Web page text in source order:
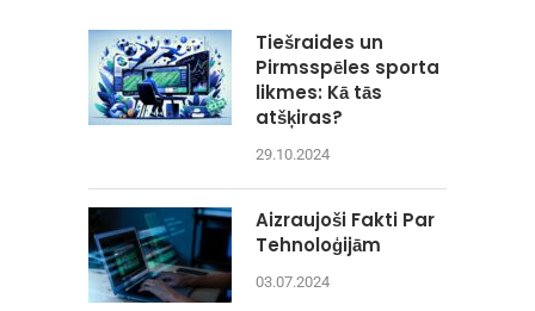
Tiešraides un
Pirmsspēles sporta
likmes: Kā tās
atšķiras?
29.10.2024
Aizraujoši Fakti Par
Tehnoloģijām
03.07.2024